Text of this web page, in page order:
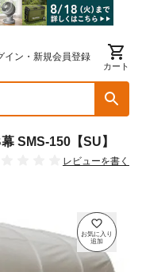
イン・新規会員登録
カート
SMS-150【SU】
レビューを書く